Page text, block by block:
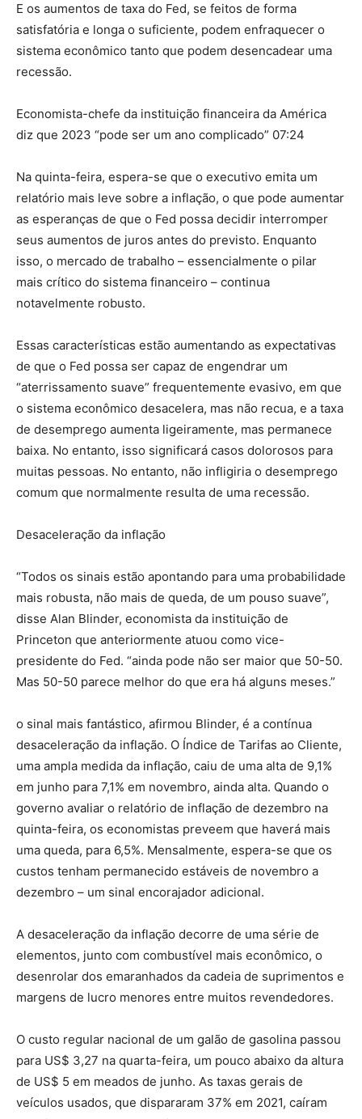
E os aumentos de taxa do Fed, se feitos de forma
satisfatória e longa o suficiente, podem enfraquecer o
sistema econômico tanto que podem desencadear uma
recessão.
Economista-chefe da instituição financeira da América
diz que 2023 “pode ​​ser um ano complicado” 07:24
Na quinta-feira, espera-se que o executivo emita um
relatório mais leve sobre a inflação, o que pode aumentar
as esperanças de que o Fed possa decidir interromper
seus aumentos de juros antes do previsto. Enquanto
isso, o mercado de trabalho – essencialmente o pilar
mais crítico do sistema financeiro – continua
notavelmente robusto.
Essas características estão aumentando as expectativas
de que o Fed possa ser capaz de engendrar um
“aterrissamento suave” frequentemente evasivo, em que
o sistema econômico desacelera, mas não recua, e a taxa
de desemprego aumenta ligeiramente, mas permanece
baixa. No entanto, isso significará casos dolorosos para
muitas pessoas. No entanto, não infligiria o desemprego
comum que normalmente resulta de uma recessão.
Desaceleração da inflação
“Todos os sinais estão apontando para uma probabilidade
mais robusta, não mais de queda, de um pouso suave”,
disse Alan Blinder, economista da instituição de
Princeton que anteriormente atuou como vice-
presidente do Fed. “ainda pode não ser maior que 50-50.
Mas 50-50 parece melhor do que era há alguns meses.”
o sinal mais fantástico, afirmou Blinder, é a contínua
desaceleração da inflação. O Índice de Tarifas ao Cliente,
uma ampla medida da inflação, caiu de uma alta de 9,1%
em junho para 7,1% em novembro, ainda alta. Quando o
governo avaliar o relatório de inflação de dezembro na
quinta-feira, os economistas preveem que haverá mais
uma queda, para 6,5%. Mensalmente, espera-se que os
custos tenham permanecido estáveis ​​de novembro a
dezembro – um sinal encorajador adicional.
A desaceleração da inflação decorre de uma série de
elementos, junto com combustível mais econômico, o
desenrolar dos emaranhados da cadeia de suprimentos e
margens de lucro menores entre muitos revendedores.
O custo regular nacional de um galão de gasolina passou
para US$ 3,27 na quarta-feira, um pouco abaixo da altura
de US$ 5 em meados de junho. As taxas gerais de
veículos usados, que dispararam 37% em 2021, caíram